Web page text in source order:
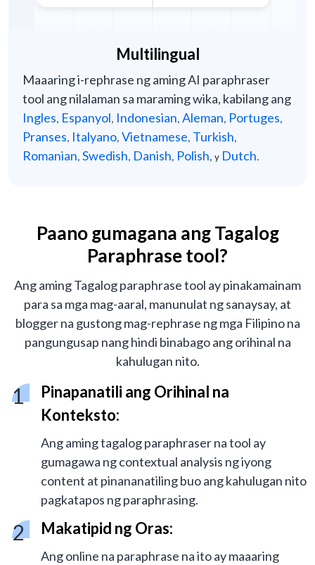
Multilingual
Maaaring i-rephrase ng aming AI paraphraser
tool ang nilalaman sa maraming wika, kabilang ang
Ingles, Espanyol, Indonesian, Aleman, Portuges,
Pranses, Italyano, Vietnamese, Turkish,
Romanian, Swedish, Danish, Polish, y Dutch.
Paano gumagana ang Tagalog
Paraphrase tool?
Ang aming Tagalog paraphrase tool ay pinakamainam
para sa mga mag-aaral, manunulat ng sanaysay, at
blogger na gustong mag-rephrase ng mga Filipino na
pangungusap nang hindi binabago ang orihinal na
kahulugan nito.
Pinapanatili ang Orihinal na
Konteksto:
Ang aming tagalog paraphraser na tool ay
gumagawa ng contextual analysis ng iyong
content at pinananatiling buo ang kahulugan nito
pagkatapos ng paraphrasing.
Makatipid ng Oras:
Ang online na paraphrase na ito ay maaaring